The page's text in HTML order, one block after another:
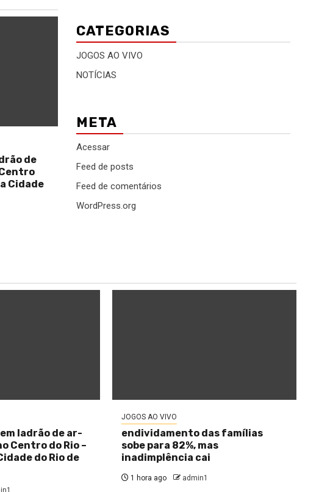
de
Cidade
CATEGORIAS
JOGOS AO VIVO
NOTÍCIAS
META
Acessar
Feed de posts
Feed de comentários
WordPress.org
ladrão de ar-
Centro do Rio –
do Rio de
JOGOS AO VIVO
endividamento das famílias
sobe para 82%, mas
inadimplência cai
1 hora ago admin1